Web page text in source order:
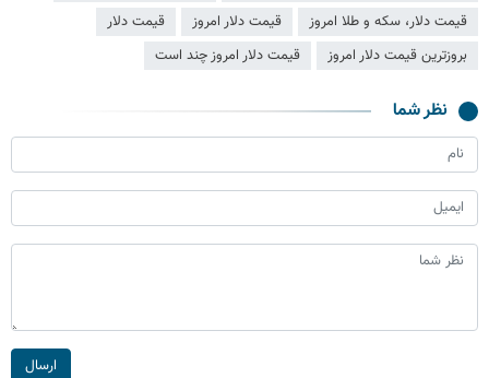
قیمت دلار، سکه و طلا امروز
قیمت دلار امروز
قیمت دلار
بروزترین قیمت دلار امروز
قیمت دلار امروز چند است
نظر شما
ارسال